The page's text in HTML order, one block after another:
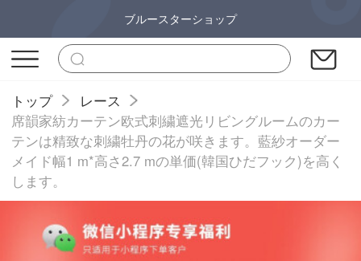
ブルースターショップ
トップ
レース
席韻家紡カーテン欧式刺繍遮光リビングルームのカー
テンは精致な刺繍牡丹の花が咲きます。藍紗オーダー
メイド幅1 m*高さ2.7 mの単価(韓国ひだフック)を高く
します。